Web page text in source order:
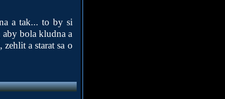
a tak... to by si
bola kludna a
a starat sa o